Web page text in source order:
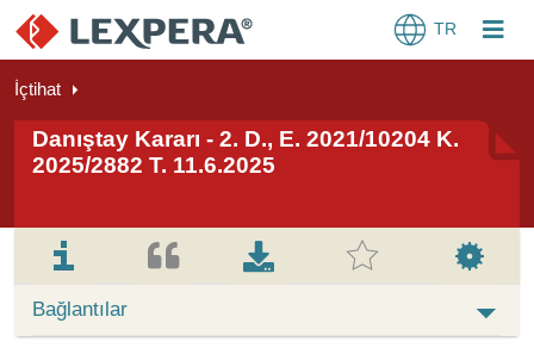
TR
İçtihat
Danıştay Kararı - 2. D., E. 2021/10204 K.
2025/2882 T. 11.6.2025
Bağlantılar